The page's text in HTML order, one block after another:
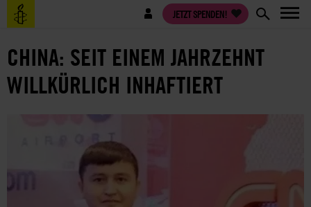
Direkt
zum
Benutzermenü JETZT SPENDEN!
CHINA: SEIT EINEM JAHRZEHNT
WILLKÜRLICH INHAFTIERT